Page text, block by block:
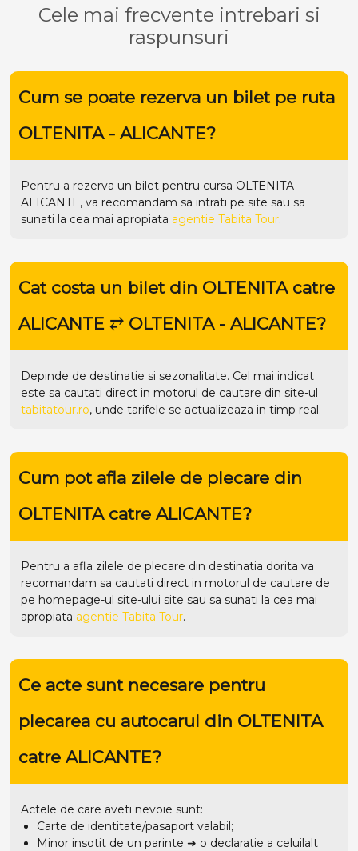
Cele mai frecvente intrebari si
raspunsuri
Cum se poate rezerva un bilet pe ruta
OLTENITA - ALICANTE?
Pentru a rezerva un bilet pentru cursa OLTENITA -
ALICANTE, va recomandam sa intrati pe site sau sa
sunati la cea mai apropiata agentie Tabita Tour.
Cat costa un bilet din OLTENITA catre
ALICANTE ⥂ OLTENITA - ALICANTE?
Depinde de destinatie si sezonalitate. Cel mai indicat
este sa cautati direct in motorul de cautare din site-ul
tabitatour.ro, unde tarifele se actualizeaza in timp real.
Cum pot afla zilele de plecare din
OLTENITA catre ALICANTE?
Pentru a afla zilele de plecare din destinatia dorita va
recomandam sa cautati direct in motorul de cautare de
pe homepage-ul site-ului site sau sa sunati la cea mai
apropiata agentie Tabita Tour.
Ce acte sunt necesare pentru
plecarea cu autocarul din OLTENITA
catre ALICANTE?
Actele de care aveti nevoie sunt:
Carte de identitate/pasaport valabil;
Minor insotit de un parinte ➜ o declaratie a celuilalt